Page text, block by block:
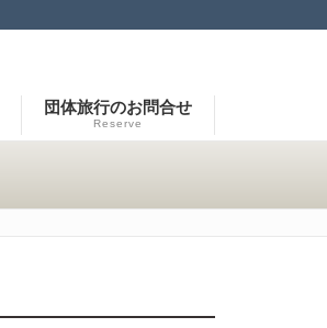
団体旅行のお問合せ
Reserve